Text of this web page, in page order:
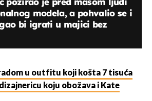
modela, a pohvalio se i
bi igrati u majici bez
u outfitu koji košta 7 tisuća
koju obožava i Kate